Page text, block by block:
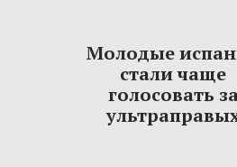
Молодые
стали чаще
голосовать